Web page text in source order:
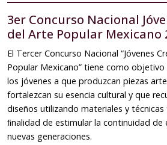
3er Concurso Nacional
del Arte Popular Mexicano
El Tercer Concurso Nacional “Jóvenes
Popular Mexicano” tiene como
los jóvenes a que produzcan piezas
fortalezcan su esencia cultural y que
diseños utilizando materiales y
ﬁnalidad de estimular la continuidad de
nuevas generaciones.